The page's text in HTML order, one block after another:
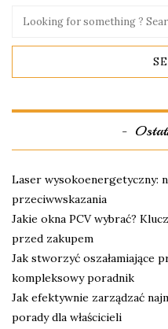
Laser wysokoenergetyczny:
przeciwwskazania
Jakie okna PCV wybrać?
przed zakupem
Jak stworzyć oszałamiające
kompleksowy poradnik
Jak efektywnie zarządzać
porady dla właścicieli